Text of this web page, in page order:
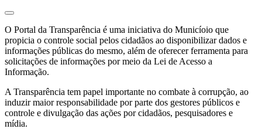
O Portal da Transparência é uma iniciativa do Municíoio que
propicia o controle social pelos cidadãos ao disponibilizar dados e
informações públicas do mesmo, além de oferecer ferramenta para
solicitações de informações por meio da Lei de Acesso a
Informação.
A Transparência tem papel importante no combate à corrupção, ao
induzir maior responsabilidade por parte dos gestores públicos e
controle e divulgação das ações por cidadãos, pesquisadores e
mídia.